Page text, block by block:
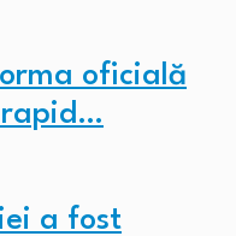
oficială
rapid…
a fost